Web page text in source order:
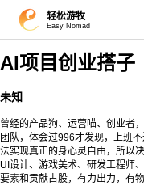
轻松游牧
Easy Nomad
AI项目创业搭子
未知
曾经的产品狗、运营喵、创业者
团队，体会过996才发现，上班
法实现真正的身心灵自由，所以
UI设计、游戏美术、研发工程师
要素和贡献占股，有力出力，有